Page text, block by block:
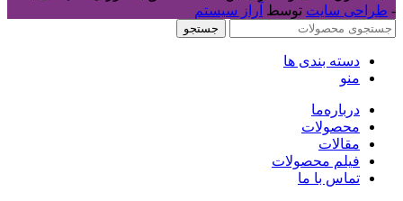
- طراحی سایت توسط آراز سیستم
جستجو
دسته بندی ها
منو
درباره‌ما
محصولات
مقالات
فیلم محصولات
تماس با ما